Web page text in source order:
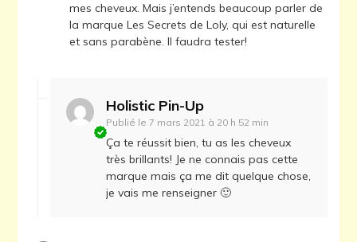
mes cheveux. Mais j’entends beaucoup parler de
la marque Les Secrets de Loly, qui est naturelle
et sans parabène. Il faudra tester!
Holistic Pin-Up
Publié le7 mars 2021 à 20 h 52 min
Ça te réussit bien, tu as les cheveux
très brillants! Je ne connais pas cette
marque mais ça me dit quelque chose,
je vais me renseigner 🙂